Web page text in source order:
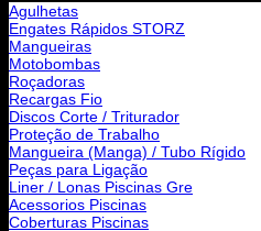
Agulhetas
Engates Rápidos STORZ
Mangueiras
Motobombas
Roçadoras
Recargas Fio
Discos Corte / Triturador
Proteção de Trabalho
Mangueira (Manga) / Tubo Rígido
Peças para Ligação
Liner / Lonas Piscinas Gre
Acessorios Piscinas
Coberturas Piscinas